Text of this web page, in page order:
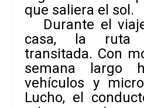
que saliera el sol.
Durante el
casa, la ruta
transitada. Con
semana largo
vehículos y
Lucho, el